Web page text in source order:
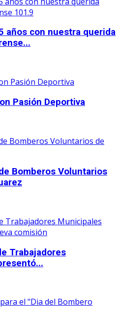
años con nuestra querida
Pasión Deportiva
Bomberos Voluntarios
Trabajadores